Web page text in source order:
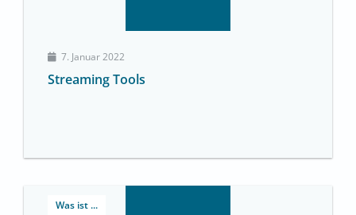
7. Januar 2022
Streaming Tools
Was ist ...